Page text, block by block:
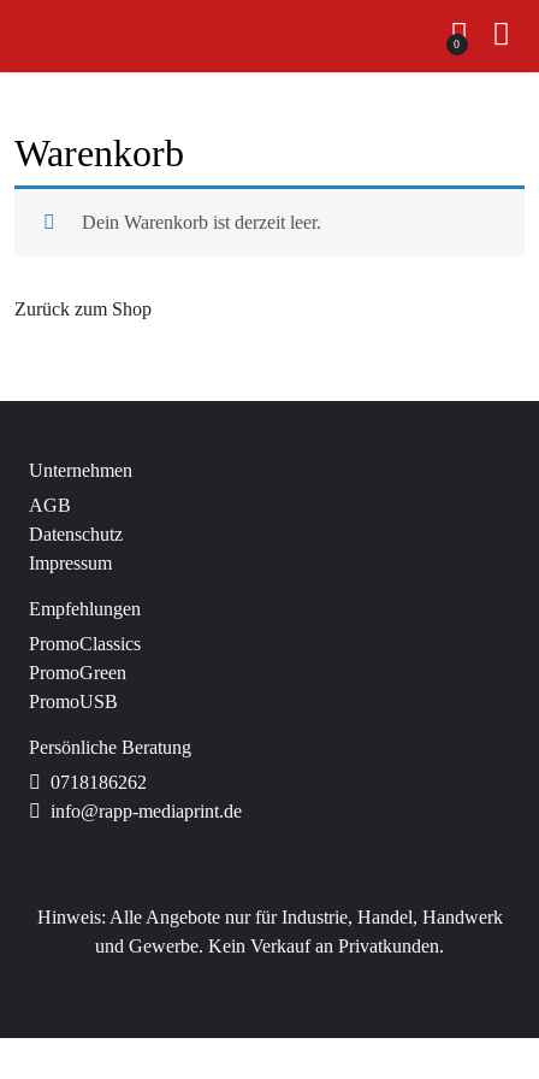
0
Warenkorb
Dein Warenkorb ist derzeit leer.
Zurück zum Shop
Unternehmen
AGB
Datenschutz
Impressum
Empfehlungen
PromoClassics
PromoGreen
PromoUSB
Persönliche Beratung
0718186262
info@rapp-mediaprint.de
Hinweis: Alle Angebote nur für Industrie, Handel, Handwerk
und Gewerbe. Kein Verkauf an Privatkunden.